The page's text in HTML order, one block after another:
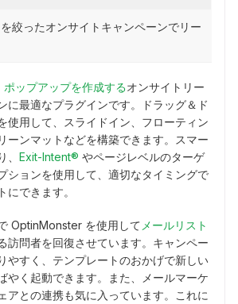
絞ったオンサイトキャンペーンでリー
ポップアップを作成するオンサイトリー
に最適なプラグインです。ドラッグ＆ド
使用して、スライドイン、フローティン
ーンマットなどを構築できます。スマー
、 Exit-Intent® やページレベルのターゲ
ションを使用して、適切なタイミングで
にできます。
OptinMonster を使用して メールリスト
訪問者を回復させています。キャンペー
やすく、テンプレートのおかげで新しい
やく起動できます。また、メールマーケ
アとの連携も気に入っています。これに